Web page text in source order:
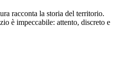
racconta la storia del territorio.
è impeccabile: attento, discreto e